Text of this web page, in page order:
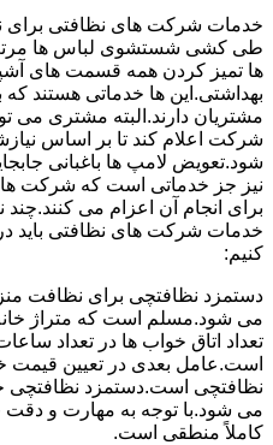
خدمات شرکت های نظافتی
طی کشی شستشوی لباس ها مرتب
ها تمیز کردن همه قسمت های
بهداشتی.این ها خدماتی هستند
مشتریان دارند.البته مشتری می
شرکت اعلام کند تا بر اساس
شود.تعویض لامپ ها باغبانی
نیز جز خدماتی است که شرکت
برای انجام آن اعزام می
خدمات شرکت های نظافتی باید
کنیم:
دستمزد نظافتچی برای نظافت
می شود.مسلم است که متراژ
تعداد اتاق خواب ها در تعداد
است.عامل بعدی در تعیین
نظافتچی است.دستمزد نظافتچی
می شود.با توجه به مهارت و دقت
کاملاً منطقی است.